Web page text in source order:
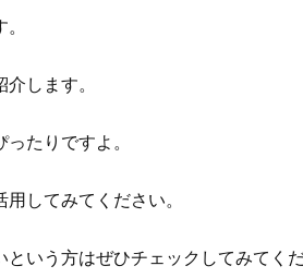
します。
たりですよ。
してみてください。
いう方はぜひチェックしてみてくだ